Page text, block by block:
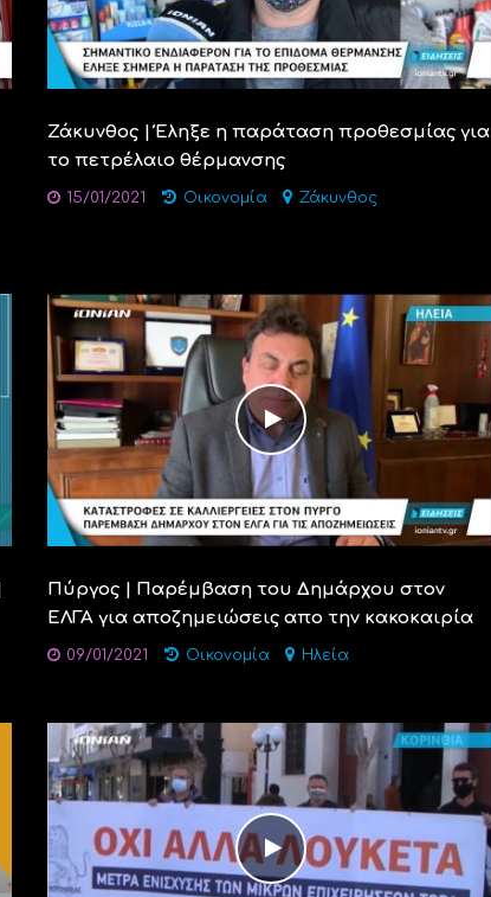
Ζάκυνθος | Έληξε η παράταση προθεσμίας για
το πετρέλαιο θέρμανσης
15/01/2021 Οικονομία Ζάκυνθος
Πύργος | Παρέμβαση του Δημάρχου στον
ΕΛΓΑ για αποζημειώσεις απο την κακοκαιρία
09/01/2021 Οικονομία Ηλεία